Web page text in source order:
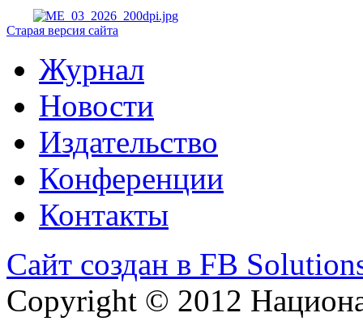
Старая версия сайта
Журнал
Новости
Издательство
Конференции
Контакты
Сайт создан в FB
Copyright © 2012